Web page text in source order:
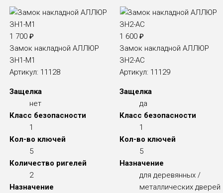
1 700₽
Замок накладной АЛЛЮР
ЗН1-М1
Артикул: 11128
Защелка
нет
Класс безопасности
1
Кол-во ключей
5
Количество ригелей
2
Назначение
1 600₽
Замок накладной АЛЛЮР
ЗН2-АС
Артикул: 11129
Защелка
да
Класс безопасности
1
Кол-во ключей
5
Назначение
для деревянных /
металлических дверей